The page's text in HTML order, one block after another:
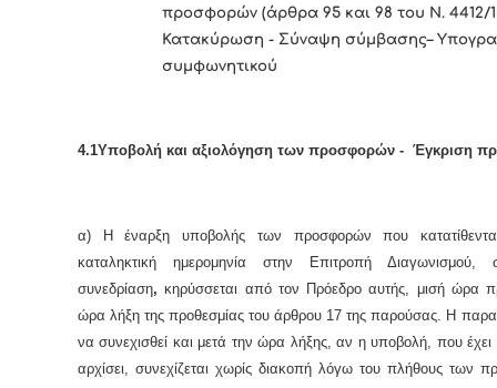
προσφορών (άρθρα 95 και 98 του Ν. 4412/
Κατακύρωση - Σύναψη σύμβασης–
συμφωνητικού
4.1Υποβολή και αξιολόγηση των προσφορών - Έγκριση
α) Η έναρξη υποβολής των προσφορών που
καταληκτική ημερομηνία στην Επιτροπή Διαγωνισμού,
συνεδρίαση, κηρύσσεται από τον Πρόεδρο αυτής, μισή ώρα
ώρα λήξη της προθεσμίας του άρθρου 17 της παρούσας. Η
να συνεχισθεί και μετά την ώρα λήξης, αν η υποβολή, που
αρχίσει, συνεχίζεται χωρίς διακοπή λόγω του πλήθους των